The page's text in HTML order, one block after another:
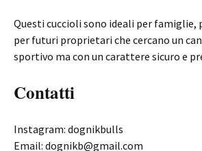
Questi cuccioli sono ideali per famiglie,
per futuri proprietari che cercano un
sportivo ma con un carattere sicuro e
Contatti
Instagram: dognikbulls
Email: dognikb@gmail.com